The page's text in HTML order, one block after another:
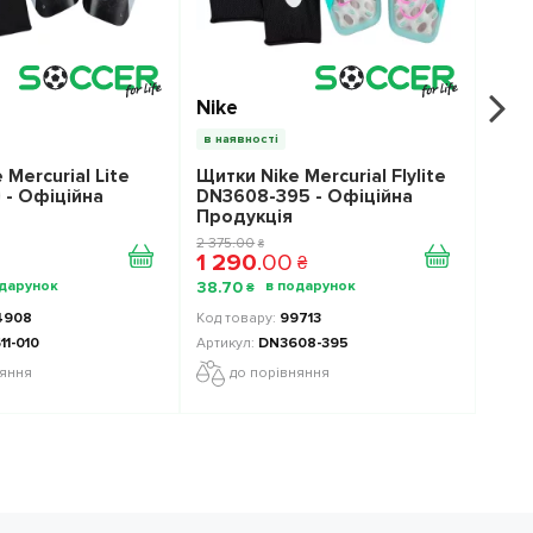
Mercurial Lite
- Офіційна
010
Nike
в наявності
Щитки Nike Mercurial Flylite
DN3608-395 - Офіційна
Продукція
2 375.00 ₴
1 290.00 ₴
38.70 ₴
99713
DN3608-395
до порівняння